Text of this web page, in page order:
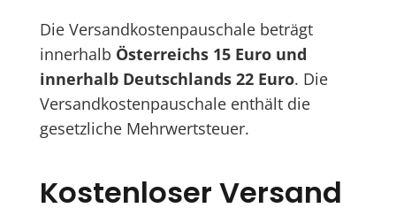
Die Versandkostenpauschale beträgt
innerhalb Österreichs 15 Euro und
innerhalb Deutschlands 22 Euro. Die
Versandkostenpauschale enthält die
gesetzliche Mehrwertsteuer.
Kostenloser Versand